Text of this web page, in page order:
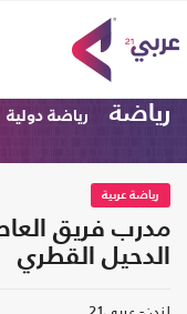
رياضة رياضة دولية
رياضة عربية
مدرب فريق
الدحيل القطري